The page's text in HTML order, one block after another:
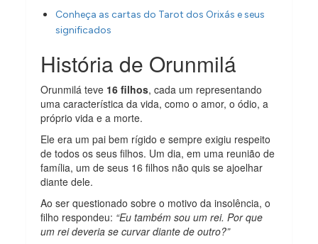
Conheça as cartas do Tarot dos Orixás e seus
significados
História de Orunmilá
Orunmilá teve 16 filhos, cada um representando
uma característica da vida, como o amor, o ódio, a
próprio vida e a morte.
Ele era um pai bem rígido e sempre exigiu respeito
de todos os seus filhos. Um dia, em uma reunião de
família, um de seus 16 filhos não quis se ajoelhar
diante dele.
Ao ser questionado sobre o motivo da insolência, o
filho respondeu: “Eu também sou um rei. Por que
um rei deveria se curvar diante de outro?”